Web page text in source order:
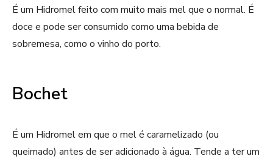
É um Hidromel feito com muito mais mel que o normal. É
doce e pode ser consumido como uma bebida de
sobremesa, como o vinho do porto.
Bochet
É um Hidromel em que o mel é caramelizado (ou
queimado) antes de ser adicionado à água. Tende a ter um